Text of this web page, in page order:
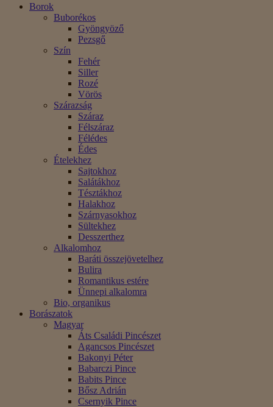
Borok
Buborékos
Gyöngyöző
Pezsgő
Szín
Fehér
Siller
Rozé
Vörös
Szárazság
Száraz
Félszáraz
Félédes
Édes
Ételekhez
Sajtokhoz
Salátákhoz
Tésztákhoz
Halakhoz
Szárnyasokhoz
Sültekhez
Desszerthez
Alkalomhoz
Baráti összejövetelhez
Bulira
Romantikus estére
Ünnepi alkalomra
Bio, organikus
Borászatok
Magyar
Áts Családi Pincészet
Agancsos Pincészet
Bakonyi Péter
Babarczi Pince
Babits Pince
Bősz Adrián
Csernyik Pince